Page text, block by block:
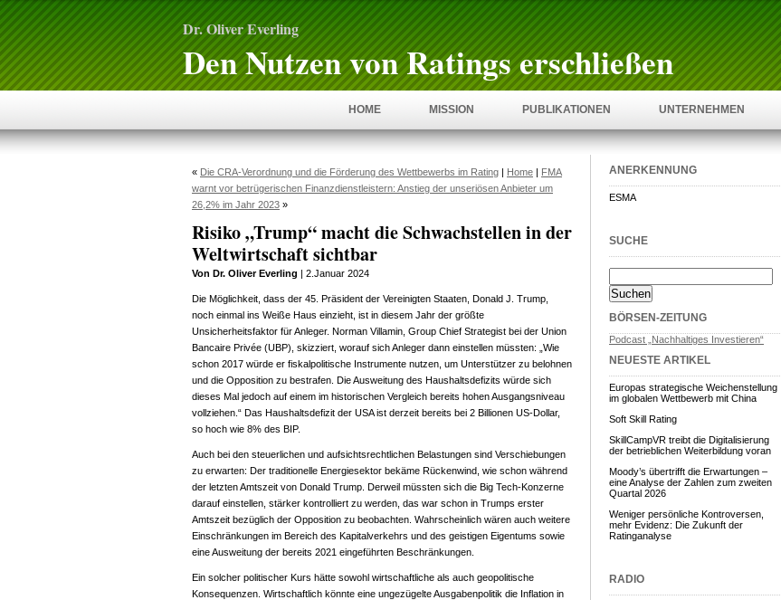
Dr. Oliver Everling
Den Nutzen von Ratings erschließen
HOME MISSION PUBLIKATIONEN UNTERNEHMEN
« Die CRA-Verordnung und die Förderung des Wettbewerbs im Rating | Home | FMA
warnt vor betrügerischen Finanzdienstleistern: Anstieg der unseriösen Anbieter um
26,2% im Jahr 2023 »
Risiko „Trump“ macht die Schwachstellen in der
Weltwirtschaft sichtbar
Von Dr. Oliver Everling | 2.Januar 2024
Die Möglichkeit, dass der 45. Präsident der Vereinigten Staaten, Donald J. Trump,
noch einmal ins Weiße Haus einzieht, ist in diesem Jahr der größte
Unsicherheitsfaktor für Anleger. Norman Villamin, Group Chief Strategist bei der Union
Bancaire Privée (UBP), skizziert, worauf sich Anleger dann einstellen müssten: „Wie
schon 2017 würde er fiskalpolitische Instrumente nutzen, um Unterstützer zu belohnen
und die Opposition zu bestrafen. Die Ausweitung des Haushaltsdefizits würde sich
dieses Mal jedoch auf einem im historischen Vergleich bereits hohen Ausgangsniveau
vollziehen.“ Das Haushaltsdefizit der USA ist derzeit bereits bei 2 Billionen US-Dollar,
so hoch wie 8% des BIP.
Auch bei den steuerlichen und aufsichtsrechtlichen Belastungen sind Verschiebungen
zu erwarten: Der traditionelle Energiesektor bekäme Rückenwind, wie schon während
der letzten Amtszeit von Donald Trump. Derweil müssten sich die Big Tech-Konzerne
darauf einstellen, stärker kontrolliert zu werden, das war schon in Trumps erster
Amtszeit bezüglich der Opposition zu beobachten. Wahrscheinlich wären auch weitere
Einschränkungen im Bereich des Kapitalverkehrs und des geistigen Eigentums sowie
eine Ausweitung der bereits 2021 eingeführten Beschränkungen.
Ein solcher politischer Kurs hätte sowohl wirtschaftliche als auch geopolitische
Konsequenzen. Wirtschaftlich könnte eine ungezügelte Ausgabenpolitik die Inflation in
ANERKENNUNG
ESMA
SUCHE
BÖRSEN-ZEITUNG
Podcast „Nachhaltiges Investieren“
NEUESTE ARTIKEL
Europas strategische Weichenstellung
im globalen Wettbewerb mit China
Soft Skill Rating
SkillCampVR treibt die Digitalisierung
der betrieblichen Weiterbildung voran
Moody’s übertrifft die Erwartungen –
eine Analyse der Zahlen zum zweiten
Quartal 2026
Weniger persönliche Kontroversen,
mehr Evidenz: Die Zukunft der
Ratinganalyse
RADIO